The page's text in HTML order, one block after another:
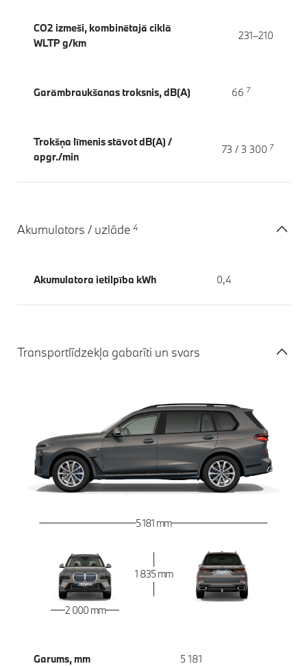
CO2 izmeši, kombinētajā ciklā
WLTP g/km
231–210
Garāmbraukšanas troksnis, dB(A) 66 7
Trokšņa līmenis stāvot dB(A) /
apgr./min
73 / 3 300 7
Akumulators / uzlāde 4
Akumulatora ietilpība kWh 0,4
Transportlīdzekļa gabarīti un svars
5 181 mm
2 000 mm
1 835 mm
Garums, mm 5 181